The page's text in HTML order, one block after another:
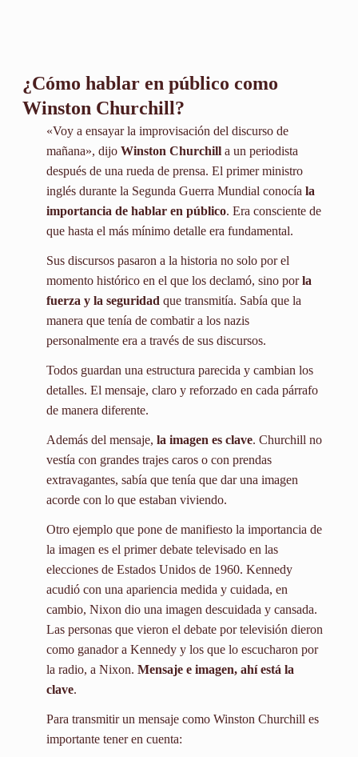
¿Cómo hablar en público como
Winston Churchill?
«Voy a ensayar la improvisación del discurso de
mañana», dijo Winston Churchill a un periodista
después de una rueda de prensa. El primer ministro
inglés durante la Segunda Guerra Mundial conocía la
importancia de hablar en público. Era consciente de
que hasta el más mínimo detalle era fundamental.
Sus discursos pasaron a la historia no solo por el
momento histórico en el que los declamó, sino porla
fuerza y la seguridad que transmitía. Sabía que la
manera que tenía de combatir a los nazis
personalmente era a través de sus discursos.
Todos guardan una estructura parecida y cambian los
detalles. El mensaje, claro y reforzado en cada párrafo
de manera diferente.
Además del mensaje, la imagen es clave. Churchill no
vestía con grandes trajes caros o con prendas
extravagantes, sabía que tenía que dar una imagen
acorde con lo que estaban viviendo.
Otro ejemplo que pone de manifiesto la importancia de
la imagen es el primer debate televisado en las
elecciones de Estados Unidos de 1960. Kennedy
acudió con una apariencia medida y cuidada, en
cambio, Nixon dio una imagen descuidada y cansada.
Las personas que vieron el debate por televisión dieron
como ganador a Kennedy y los que lo escucharon por
la radio, a Nixon. Mensaje e imagen, ahí está la
clave.
Para transmitir un mensaje como Winston Churchill es
importante tener en cuenta: